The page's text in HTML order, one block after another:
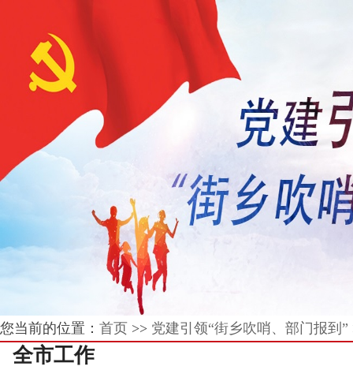
您当前的位置： 首页 >> 党建引领“街乡吹哨、部门报到”
全市工作